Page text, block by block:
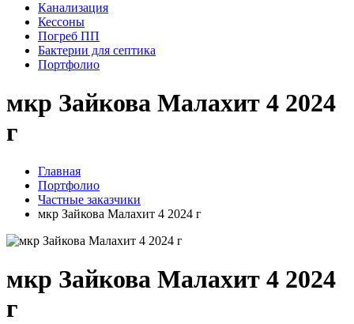
Канализация
Кессоны
Погреб ПП
Бактерии для септика
Портфолио
мкр Зайкова Малахит 4 2024
г
Главная
Портфолио
Частные заказчики
мкр Зайкова Малахит 4 2024 г
мкр Зайкова Малахит 4 2024
г